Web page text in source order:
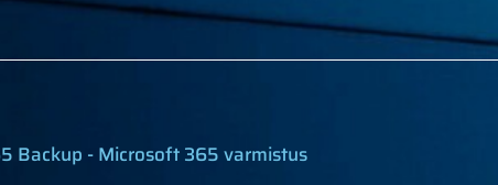
Backup - Microsoft 365 varmistus